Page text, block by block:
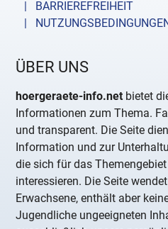
| BARRIEREFREIHEIT
|
ÜBER UNS
hoergeraete-info.net bietet
Informationen zum Thema.
und transparent. Die Seite
Information und zur
die sich für das
interessieren. Die Seite
Erwachsene, enthält aber
Jugendliche ungeeigneten